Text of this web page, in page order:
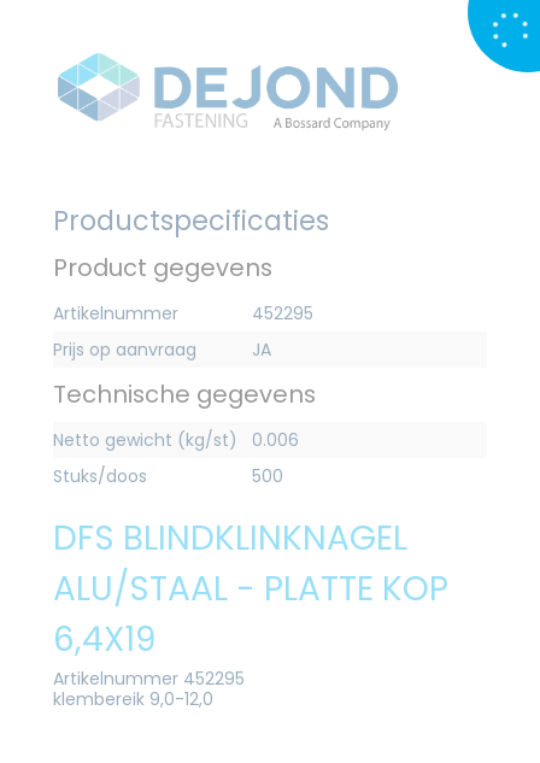
Productspecificaties
Product gegevens
Artikelnummer
452295
Prijs op aanvraag
JA
Technische gegevens
Netto gewicht (kg/st)
0.006
Stuks/doos
500
DFS BLINDKLINKNAGEL
ALU/STAAL - PLATTE KOP
6,4X19
Artikelnummer 452295
klembereik 9,0-12,0